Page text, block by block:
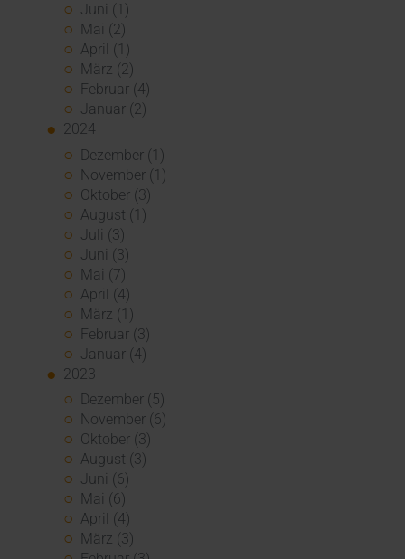
Juni (1)
Mai (2)
April (1)
März (2)
Februar (4)
Januar (2)
2024
Dezember (1)
November (1)
Oktober (3)
August (1)
Juli (3)
Juni (3)
Mai (7)
April (4)
März (1)
Februar (3)
Januar (4)
2023
Dezember (5)
November (6)
Oktober (3)
August (3)
Juni (6)
Mai (6)
April (4)
März (3)